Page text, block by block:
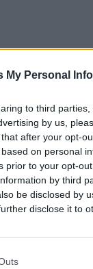
My Personal
to third
by us,
after your opt-
on personal
prior to your opt-
by third
be disclosed by
disclose it to